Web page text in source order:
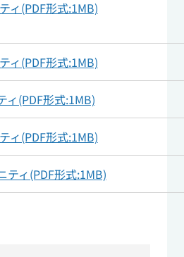
ィ(PDF形式:1MB)
ィ(PDF形式:1MB)
ィ(PDF形式:1MB)
ィ(PDF形式:1MB)
ティ(PDF形式:1MB)